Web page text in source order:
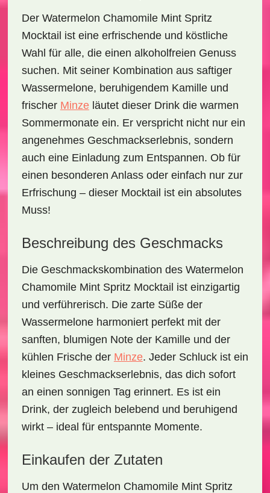
Der Watermelon Chamomile Mint Spritz
Mocktail ist eine erfrischende und köstliche
Wahl für alle, die einen alkoholfreien Genuss
suchen. Mit seiner Kombination aus saftiger
Wassermelone, beruhigendem Kamilleund
frischer Minzeläutet dieser Drink die warmen
Sommermonate ein. Er verspricht nicht nur ein
angenehmes Geschmackserlebnis, sondern
auch eine Einladung zum Entspannen. Ob für
einen besonderen Anlass oder einfach nur zur
Erfrischung – dieser Mocktail ist ein absolutes
Muss!
Beschreibung des Geschmacks
Die Geschmackskombination des Watermelon
Chamomile Mint Spritz Mocktail ist einzigartig
und verführerisch. Die zarte Süße der
Wassermelone harmoniert perfekt mit der
sanften, blumigen Note der Kamille und der
kühlen Frische der Minze. Jeder Schluck ist ein
kleines Geschmackserlebnis, das dich sofort
an einen sonnigen Tag erinnert. Es ist ein
Drink, der zugleich belebend und beruhigend
wirkt – ideal für entspannte Momente.
Einkaufen der Zutaten
Um den Watermelon Chamomile Mint Spritz